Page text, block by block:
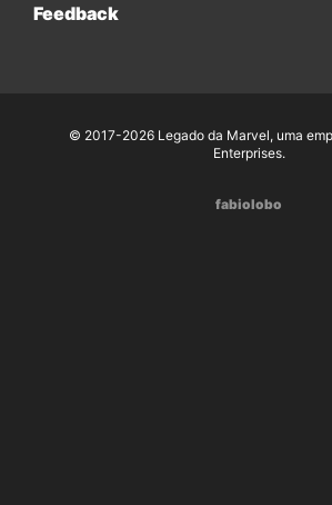
Feedback
© 2017-2026 Legado da Marvel, uma
Enterprises.
fabiolobo